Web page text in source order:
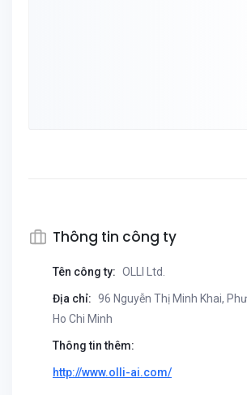
Thông tin công ty
Tên công ty: OLLI Ltd.
Địa chỉ: 96 Nguyễn Thị Minh Khai,
Ho Chi Minh
Thông tin thêm:
http://www.olli-ai.com/